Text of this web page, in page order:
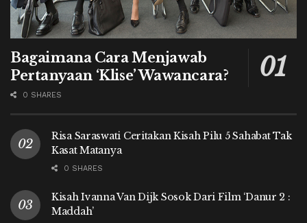
Bagaimana Cara Menjawab
Pertanyaan ‘Klise’ Wawancara?
0 SHARES
Risa Saraswati Ceritakan Kisah Pilu 5 Sahabat Tak
Kasat Matanya
0 SHARES
Kisah Ivanna Van Dijk Sosok Dari Film ‘Danur 2 :
Maddah’